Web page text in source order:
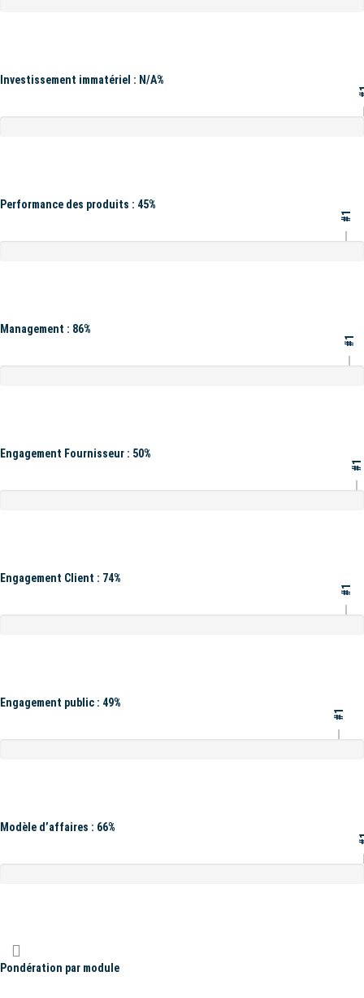
Investissement immatériel : N/A%
Performance des produits : 45%
#1
Management : 86%
#1
Engagement Fournisseur : 50%
#1
Engagement Client : 74%
#1
Engagement public : 49%
#1
Modèle d’affaires : 66%
Pondération par module